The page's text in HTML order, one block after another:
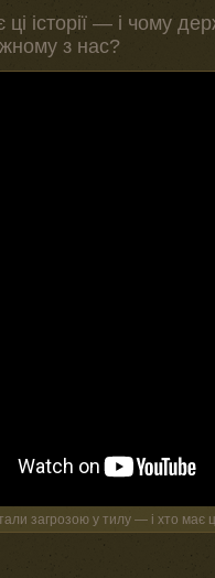
ці історії — і чому
з нас?
загрозою у тилу — і хто має